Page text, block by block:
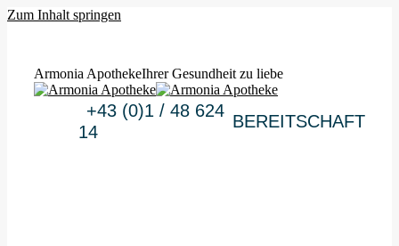
Zum Inhalt springen
Armonia ApothekeIhrer Gesundheit zu liebe
+43 (0)1 / 48 624
14
BEREITSCHAFT